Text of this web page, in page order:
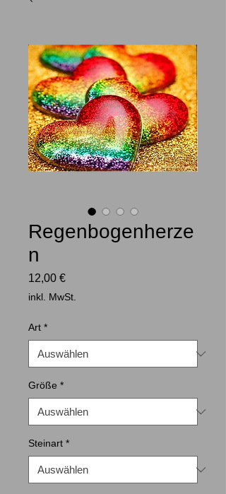
Regenbogenherze
n
12,00 €Preis
inkl. MwSt.
Art *
Größe *
Steinart *